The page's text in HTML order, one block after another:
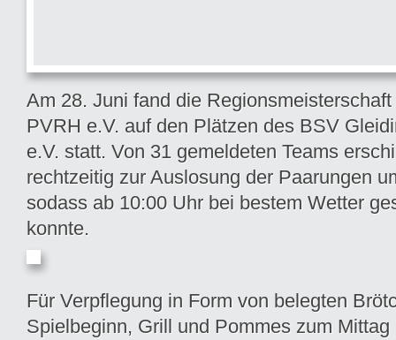
Am 28. Juni fand die
PVRH e.V. auf den Plätzen des BSV
e.V. statt. Von 31 gemeldeten Teams
rechtzeitig zur Auslosung der Paarungen
sodass ab 10:00 Uhr bei bestem Wetter
konnte.
Für Verpflegung in Form von belegten
Spielbeginn, Grill und Pommes zum